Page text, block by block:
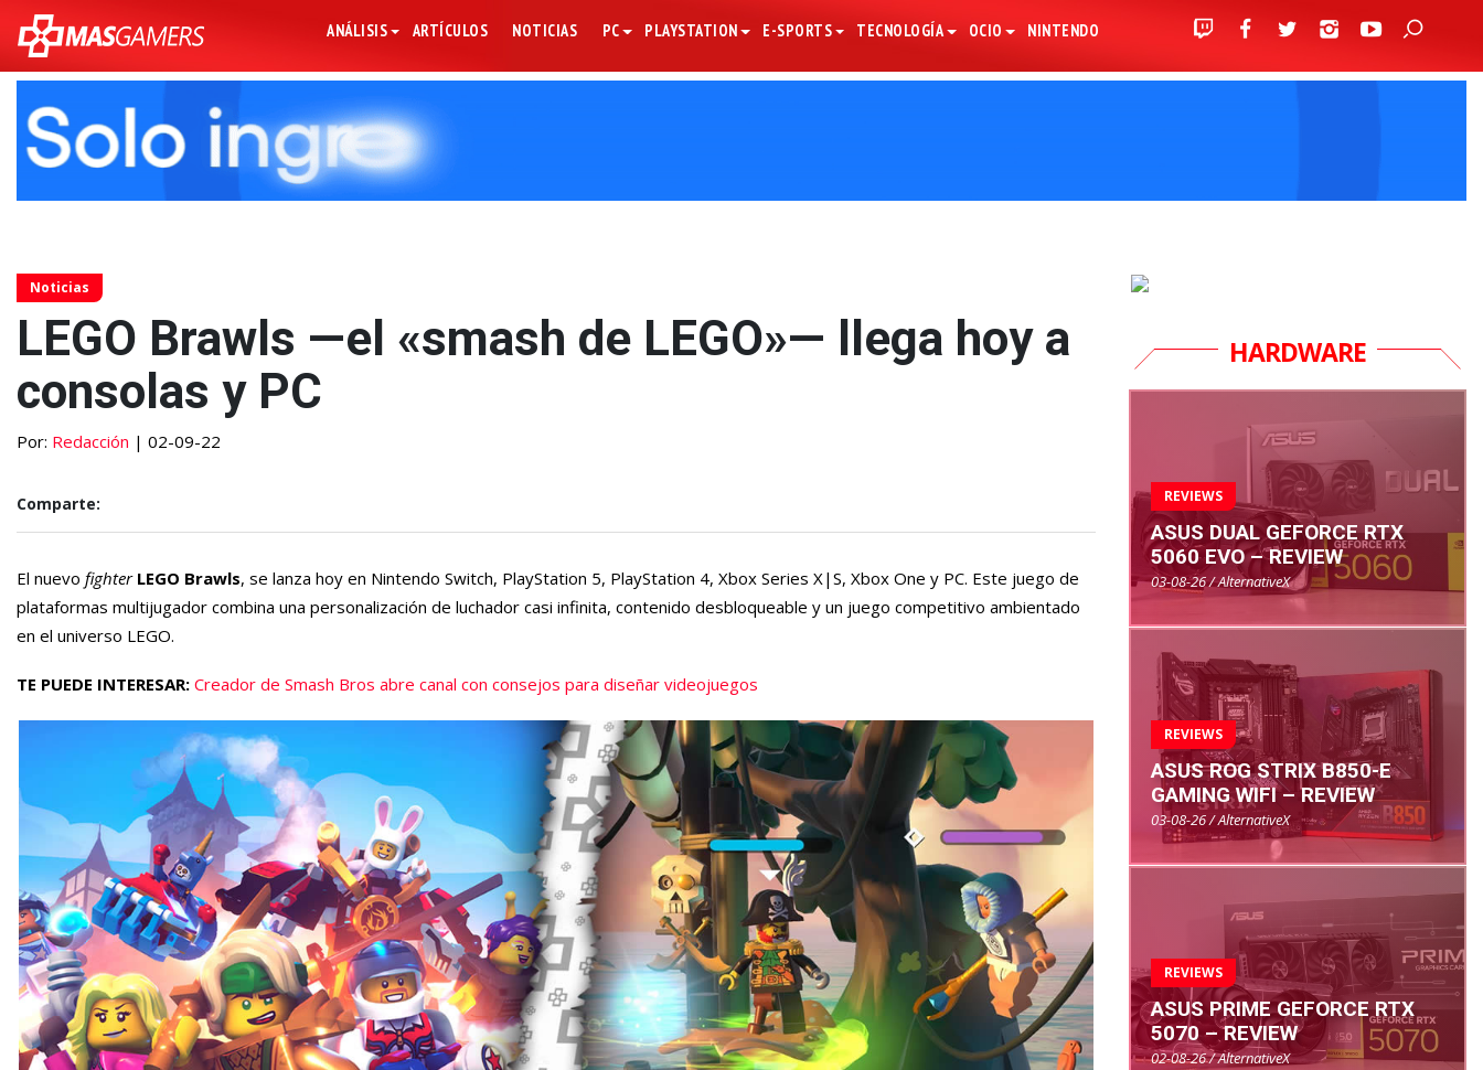
ANÁLISIS ARTÍCULOS NOTICIAS PC PLAYSTATION E-SPORTS TECNOLOGÍA OCIO NINTENDO
Noticias
LEGO Brawls —el «smash de LEGO»— llega hoy a
consolas y PC
Por: Redacción | 02-09-22
Comparte:
El nuevo fighter LEGO Brawls, se lanza hoy en Nintendo Switch, PlayStation 5, PlayStation 4, Xbox Series X|S, Xbox One y PC. Este juego de
plataformas multijugador combina una personalización de luchador casi infinita, contenido desbloqueable y un juego competitivo ambientado
en el universo LEGO.
TE PUEDE INTERESAR: Creador de Smash Bros abre canal con consejos para diseñar videojuegos
HARDWARE
REVIEWS
ASUS DUAL GEFORCE RTX
5060 EVO – REVIEW
03-08-26 / AlternativeX
REVIEWS
ASUS ROG STRIX B850-E
GAMING WIFI – REVIEW
03-08-26 / AlternativeX
REVIEWS
ASUS PRIME GEFORCE RTX
5070 – REVIEW
02-08-26 / AlternativeX